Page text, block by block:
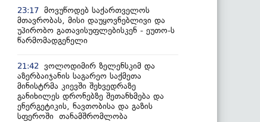
23:17 მოვუწოდებ საქართველოს
მთავრობას, მისი დაუყოვნებლივი და
უპირობო გათავისუფლებისკენ - ეუთო-ს
წარმომადგენელი
21:42
ვოლოდიმირ ზელენსკიმ და
აზერბაიჯანის საგარეო საქმეთა
მინისტრმა კიევში შეხვედრაზე
განიხილეს დრონებზე შეთანხმება და
ენერგეტიკის, ნავთობისა და გაზის
სფეროში თანამშრომლობა